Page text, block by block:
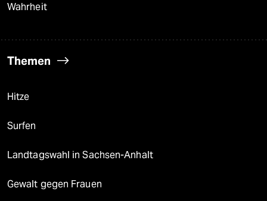
Wahrheit
Themen
Hitze
Surfen
Landtagswahl in Sachsen-Anhalt
Gewalt gegen Frauen